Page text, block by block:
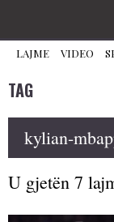
LAJME VIDEO
TAG
kylian-
U gjetën 7